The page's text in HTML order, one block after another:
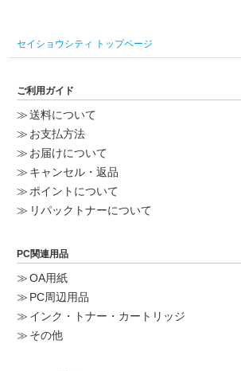
セイショウシティ トップページ
ご利用ガイド
送料について
お支払方法
お届けについて
キャンセル・返品
ポイントについて
リパックトナーについて
PC関連用品
OA用紙
PC周辺用品
インク・トナー・カートリッジ
その他